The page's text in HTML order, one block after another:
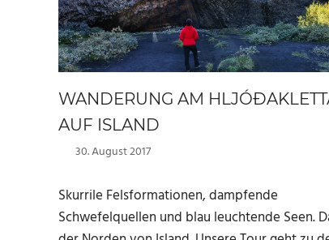
WANDERUNG AM
AUF ISLAND
30. August 2017
Skurrile Felsformationen, dampfende
Schwefelquellen und blau leuchtende Seen.